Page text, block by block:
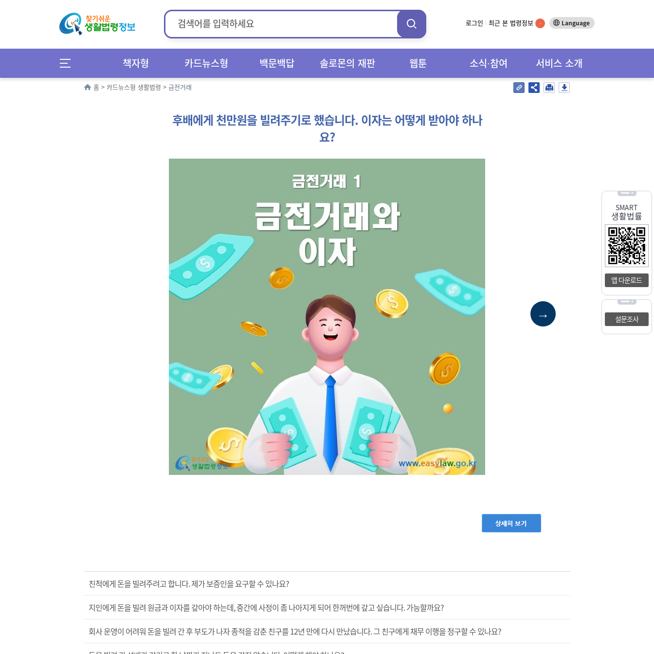
로그인 최근 본 법령정보 - Language
책자형 카드뉴스형 백문백답 솔로몬의 재판 웹툰 소식∙참여 서비스 소개
SMART
생활법률
앱 다운로드
설문조사
홈 > 카드뉴스형 생활법령 > 금전거래
후배에게 천만원을 빌려주기로 했습니다. 이자는 어떻게 받아야 하나
요?
→
친척에게 돈을 빌려주려고 합니다. 제가 보증인을 요구할 수 있나요?
지인에게 돈을 빌려 원금과 이자를 갚아야 하는데, 중간에 사정이 좀 나아지게 되어 한꺼번에 갚고 싶습니다. 가능할까요?
회사 운영이 어려워 돈을 빌려 간 후 부도가 나자 종적을 감춘 친구를 12년 만에 다시 만났습니다. 그 친구에게 채무 이행을 청구할 수 있나요?